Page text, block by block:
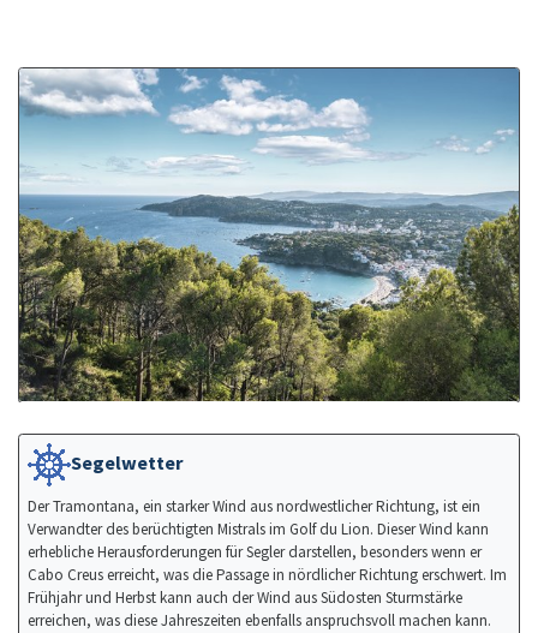
Segelwetter
Der Tramontana, ein starker Wind aus nordwestlicher Richtung, ist ein
Verwandter des berüchtigten Mistrals im Golf du Lion. Dieser Wind kann
erhebliche Herausforderungen für Segler darstellen, besonders wenn er
Cabo Creus erreicht, was die Passage in nördlicher Richtung erschwert. Im
Frühjahr und Herbst kann auch der Wind aus Südosten Sturmstärke
erreichen, was diese Jahreszeiten ebenfalls anspruchsvoll machen kann.